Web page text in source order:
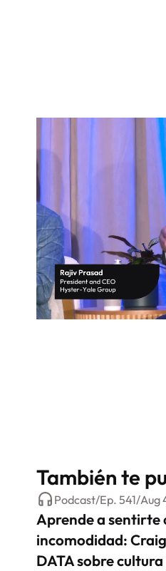
También te
Podcast/Ep.541/Aug
Aprende a sentirte
incomodidad:
DATA sobre